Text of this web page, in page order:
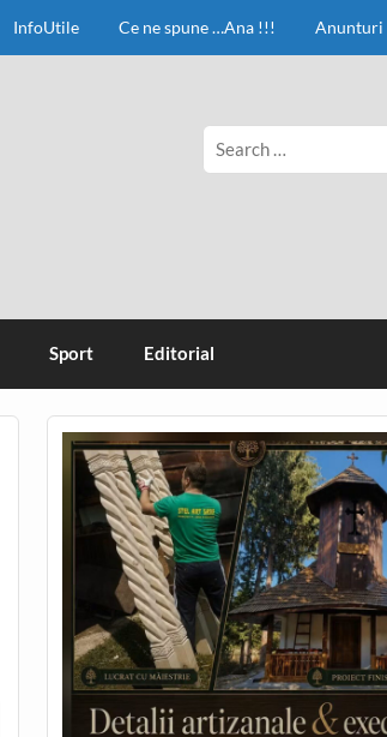
InfoUtile Ce ne spune …Ana !!! Anunturi
Sport Editorial